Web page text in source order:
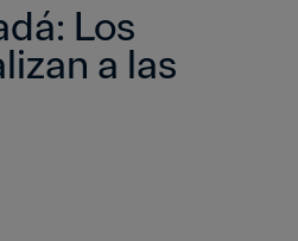
Los
a las